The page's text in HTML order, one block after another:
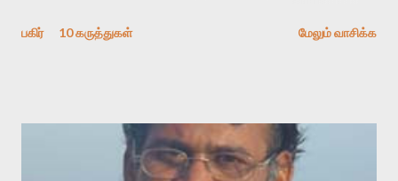
சீண்டினார்கள். கடந்த ஒருவாரமாக கடுமையான அலுவலக பணி. காலை
ஜெயமோகன் நான் சற்றும் எதிர்பாராமல் தனிப்ட்ட என் குறையை சுட்டிக்
காட்டி தாக்கினார். அவர் என்னை கண்டிப்பார் என்று எதிர்பார்த்தேன்.
பகிர் 10 கருத்துகள் மேலும் வாசிக்க